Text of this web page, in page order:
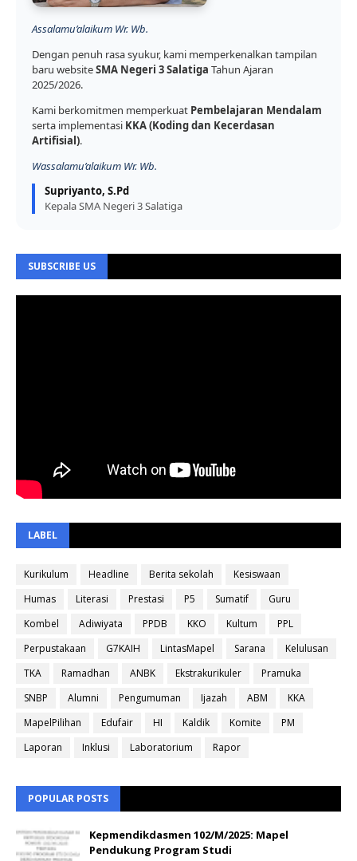
Assalamu’alaikum Wr. Wb.
Dengan penuh rasa syukur, kami memperkenalkan tampilan
baru websiteSMA Negeri 3 Salatiga Tahun Ajaran
2025/2026.
Kami berkomitmen memperkuat Pembelajaran Mendalam
serta implementasi KKA (Koding dan Kecerdasan
Artifisial).
Wassalamu’alaikum Wr. Wb.
Supriyanto, S.Pd
Kepala SMA Negeri 3 Salatiga
SUBSCRIBE US
LABEL
Kurikulum Headline Berita sekolah
Kesiswaan
Humas
Literasi Prestasi P5 Sumatif
Guru
Kombel
Adiwiyata PPDB KKO Kultum
PPL
Perpustakaan
G7KAIH LintasMapel Sarana
Kelulusan
TKA
Ramadhan ANBK Ekstrakurikuler
Pramuka
SNBP
Alumni Pengumuman Ijazah ABM
KKA
MapelPilihan
Edufair HI Kaldik Komite
PM
Laporan
Inklusi Laboratorium Rapor
POPULAR POSTS
Kepmendikdasmen 102/M/2025: Mapel
Pendukung Program Studi